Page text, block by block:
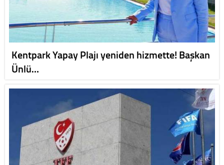
Kentpark Yapay Plajı yeniden hizmette! Başkan
Ünlü…